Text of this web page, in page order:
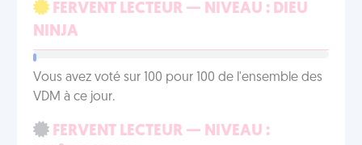
FERVENT LECTEUR — NIVEAU : DIEU
NINJA
Vous avez voté sur 100 pour 100 de l'ensemble des
VDM à ce jour.
FERVENT LECTEUR — NIVEAU :